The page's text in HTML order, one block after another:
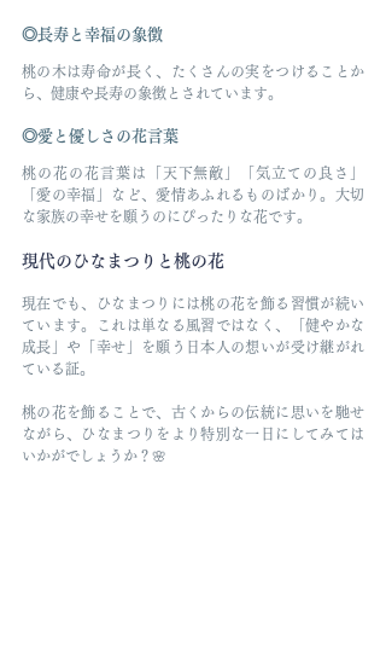
◎長寿と幸福の象徴
桃の木は寿命が長く、たくさんの実をつけることか
ら、健康や長寿の象徴とされています。
◎愛と優しさの花言葉
桃の花の花言葉は「天下無敵」「気立ての良さ」
「愛の幸福」など、愛情あふれるものばかり。大切
な家族の幸せを願うのにぴったりな花です。
現代のひなまつりと桃の花
現在でも、ひなまつりには桃の花を飾る習慣が続い
ています。これは単なる風習ではなく、「健やかな
成長」や「幸せ」を願う日本人の想いが受け継がれ
ている証。
桃の花を飾ることで、古くからの伝統に思いを馳せ
ながら、ひなまつりをより特別な一日にしてみては
いかがでしょうか？🌸